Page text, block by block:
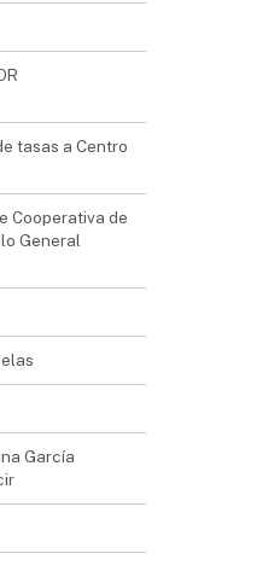
tasas a Centro
Cooperativa de
General
García